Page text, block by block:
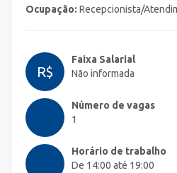
Ocupação: Recepcionista/
R$
Faixa Salarial
Não informada
Número de vagas
1
Horário de trabalho
De 14:00 até 19:00